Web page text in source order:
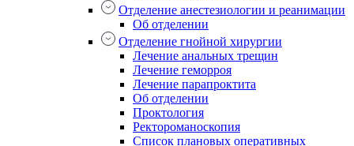
Отделение анестезиологии и реанимации
Об отделении
Отделение гнойной хирургии
Лечение анальных трещин
Лечение геморроя
Лечение парапроктита
Об отделении
Проктология
Ректороманоскопия
Список плановых оперативных